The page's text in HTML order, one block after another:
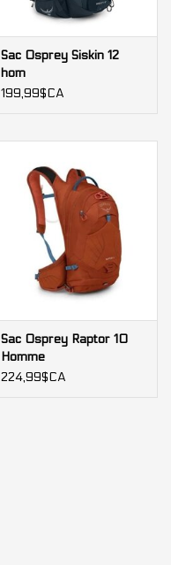
Sac Osprey Siskin 12
hom
199,99$CA
Sac Osprey Raptor 10
Homme
224,99$CA